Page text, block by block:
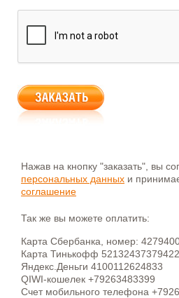
Нажав на кнопку "заказать", вы
персональных данных и
соглашение
Так же вы можете оплатить:
Карта Сбербанка, номер:
Карта Тинькофф
Яндекс.Деньги 4100112624833
QIWI-кошелек +79263483399
Счет мобильного телефона